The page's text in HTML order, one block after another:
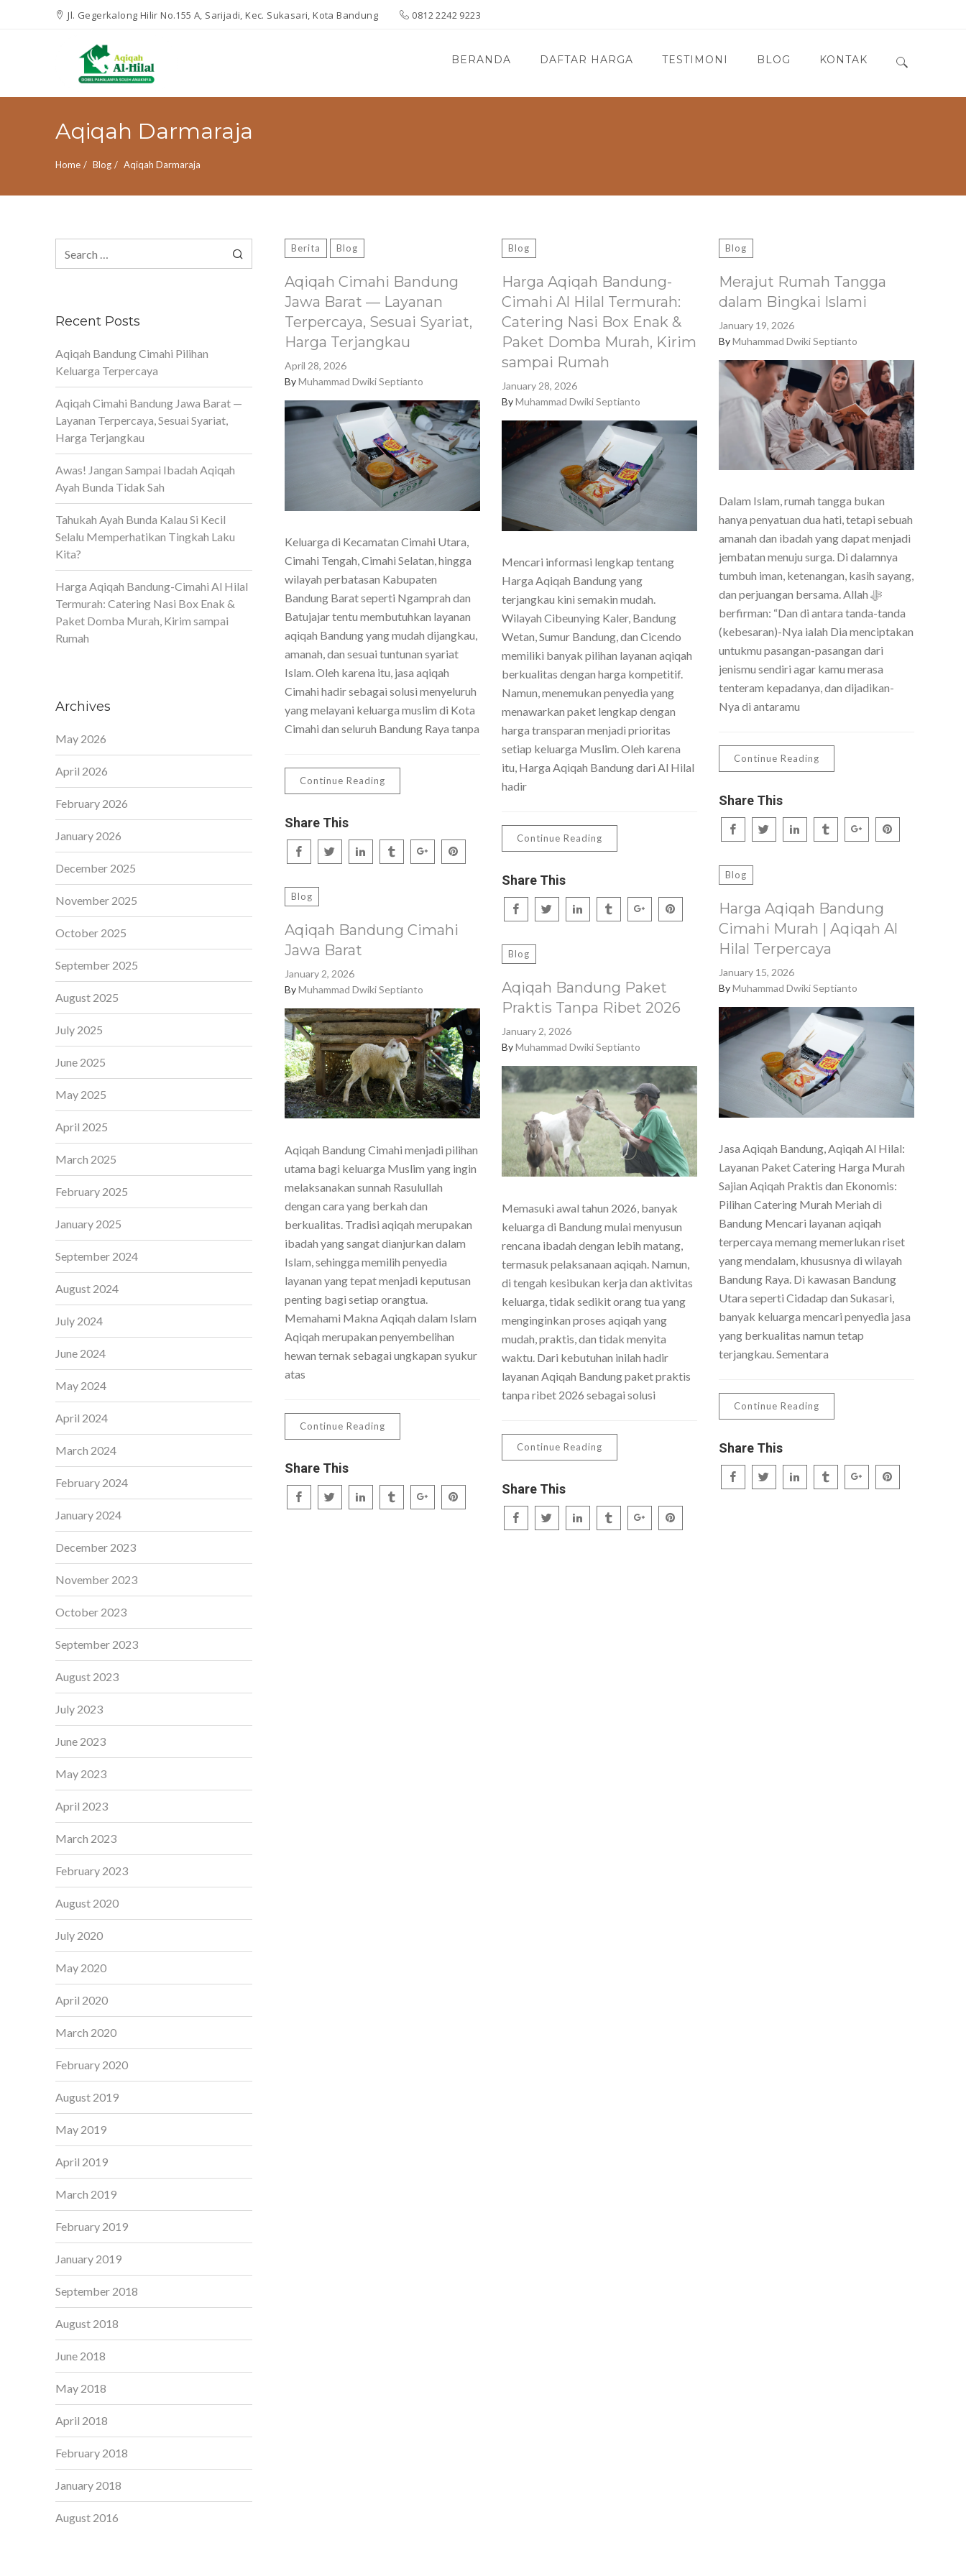
Jl. Gegerkalong Hilir No.155 A, Sarijadi, Kec. Sukasari, Kota Bandung 0812 2242 9223
BERANDA DAFTAR HARGA TESTIMONI BLOG KONTAK
Aqiqah Darmaraja
Home Blog Aqiqah Darmaraja
Berita Blog
Aqiqah Cimahi Bandung
Jawa Barat — Layanan
Terpercaya, Sesuai Syariat,
Harga Terjangkau
April 28, 2026
ByMuhammad Dwiki Septianto
Keluarga di Kecamatan Cimahi Utara,
Cimahi Tengah, Cimahi Selatan, hingga
wilayah perbatasan Kabupaten
Bandung Barat seperti Ngamprah dan
Batujajar tentu membutuhkan layanan
aqiqah Bandung yang mudah dijangkau,
amanah, dan sesuai tuntunan syariat
Islam. Oleh karena itu, jasa aqiqah
Cimahi hadir sebagai solusi menyeluruh
yang melayani keluarga muslim di Kota
Cimahi dan seluruh Bandung Raya tanpa
Continue Reading
Share This
Blog
Harga Aqiqah Bandung-
Cimahi Al Hilal Termurah:
Catering Nasi Box Enak &
Paket Domba Murah, Kirim
sampai Rumah
January 28, 2026
ByMuhammad Dwiki Septianto
Mencari informasi lengkap tentang
Harga Aqiqah Bandung yang
terjangkau kini semakin mudah.
Wilayah Cibeunying Kaler, Bandung
Wetan, Sumur Bandung, dan Cicendo
memiliki banyak pilihan layanan aqiqah
berkualitas dengan harga kompetitif.
Namun, menemukan penyedia yang
menawarkan paket lengkap dengan
harga transparan menjadi prioritas
setiap keluarga Muslim. Oleh karena
itu, Harga Aqiqah Bandung dari Al Hilal
hadir
Continue Reading
Share This
Blog
Merajut Rumah Tangga
dalam Bingkai Islami
January 19, 2026
ByMuhammad Dwiki Septianto
Dalam Islam, rumah tangga bukan
hanya penyatuan dua hati, tetapi sebuah
amanah dan ibadah yang dapat menjadi
jembatan menuju surga. Di dalamnya
tumbuh iman, ketenangan, kasih sayang,
dan perjuangan bersama. Allah ﷻ
berfirman: “Dan di antara tanda-tanda
(kebesaran)-Nya ialah Dia menciptakan
untukmu pasangan-pasangan dari
jenismu sendiri agar kamu merasa
tenteram kepadanya, dan dijadikan-
Nya di antaramu
Continue Reading
Share This
Blog
Harga Aqiqah Bandung
Cimahi Murah | Aqiqah Al
Hilal Terpercaya
January 15, 2026
ByMuhammad Dwiki Septianto
Jasa Aqiqah Bandung, Aqiqah Al Hilal:
Layanan Paket Catering Harga Murah
Sajian Aqiqah Praktis dan Ekonomis:
Pilihan Catering Murah Meriah di
Bandung Mencari layanan aqiqah
terpercaya memang memerlukan riset
yang mendalam, khususnya di wilayah
Bandung Raya. Di kawasan Bandung
Utara seperti Cidadap dan Sukasari,
banyak keluarga mencari penyedia jasa
yang berkualitas namun tetap
terjangkau. Sementara
Continue Reading
Share This
Blog
Aqiqah Bandung Cimahi
Jawa Barat
January 2, 2026
ByMuhammad Dwiki Septianto
Aqiqah Bandung Cimahi menjadi pilihan
utama bagi keluarga Muslim yang ingin
melaksanakan sunnah Rasulullah
dengan cara yang berkah dan
berkualitas. Tradisi aqiqah merupakan
ibadah yang sangat dianjurkan dalam
Islam, sehingga memilih penyedia
layanan yang tepat menjadi keputusan
penting bagi setiap orangtua.
Memahami Makna Aqiqah dalam Islam
Aqiqah merupakan penyembelihan
hewan ternak sebagai ungkapan syukur
atas
Continue Reading
Share This
Blog
Aqiqah Bandung Paket
Praktis Tanpa Ribet 2026
January 2, 2026
ByMuhammad Dwiki Septianto
Memasuki awal tahun 2026, banyak
keluarga di Bandung mulai menyusun
rencana ibadah dengan lebih matang,
termasuk pelaksanaan aqiqah. Namun,
di tengah kesibukan kerja dan aktivitas
keluarga, tidak sedikit orang tua yang
menginginkan proses aqiqah yang
mudah, praktis, dan tidak menyita
waktu. Dari kebutuhan inilah hadir
layanan Aqiqah Bandung paket praktis
tanpa ribet 2026 sebagai solusi
Continue Reading
Share This
for:
Recent Posts
Aqiqah Bandung Cimahi Pilihan
Keluarga Terpercaya
Aqiqah Cimahi Bandung Jawa Barat —
Layanan Terpercaya, Sesuai Syariat,
Harga Terjangkau
Awas! Jangan Sampai Ibadah Aqiqah
Ayah Bunda Tidak Sah
Tahukah Ayah Bunda Kalau Si Kecil
Selalu Memperhatikan Tingkah Laku
Kita?
Harga Aqiqah Bandung-Cimahi Al Hilal
Termurah: Catering Nasi Box Enak &
Paket Domba Murah, Kirim sampai
Rumah
Archives
May 2026
April 2026
February 2026
January 2026
December 2025
November 2025
October 2025
September 2025
August 2025
July 2025
June 2025
May 2025
April 2025
March 2025
February 2025
January 2025
September 2024
August 2024
July 2024
June 2024
May 2024
April 2024
March 2024
February 2024
January 2024
December 2023
November 2023
October 2023
September 2023
August 2023
July 2023
June 2023
May 2023
April 2023
March 2023
February 2023
August 2020
July 2020
May 2020
April 2020
March 2020
February 2020
August 2019
May 2019
April 2019
March 2019
February 2019
January 2019
September 2018
August 2018
June 2018
May 2018
April 2018
February 2018
January 2018
August 2016